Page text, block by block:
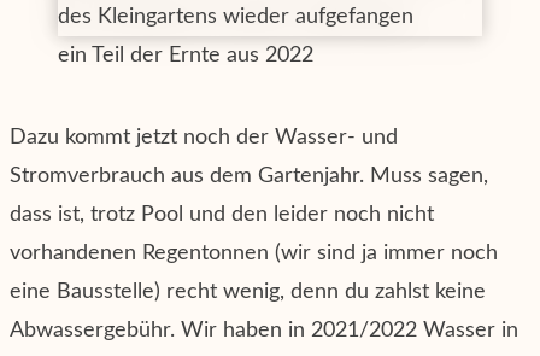
ein Teil der Ernte aus 2022
Dazu kommt jetzt noch der Wasser- und
Stromverbrauch aus dem Gartenjahr. Muss sagen,
dass ist, trotz Pool und den leider noch nicht
vorhandenen Regentonnen (wir sind ja immer noch
eine Bausstelle) recht wenig, denn du zahlst keine
Abwassergebühr. Wir haben in 2021/2022 Wasser in